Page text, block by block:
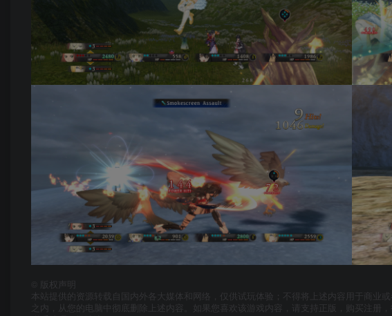
版权声明
本站提供的资源转载自国内外各大媒体和网络，仅供试玩体验；不得将上述内容用于商业
之内，从您的电脑中彻底删除上述内容。如果您喜欢该游戏内容，请支持正版，购买注册